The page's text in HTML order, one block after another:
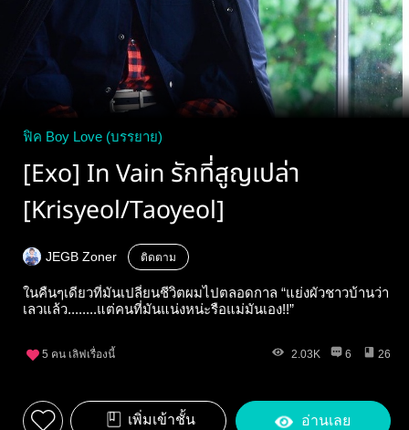
ฟิค Boy Love (บรรยาย)
[Exo] In Vain รักที่สูญเปล่า
[Krisyeol/Taoyeol]
JEGB Zoner ติดตาม
ในคืนๆเดียวที่มันเปลี่ยนชีวิตผมไปตลอดกาล “แย่งผัวชาวบ้านว่า
เลวแล้ว........แต่คนที่มันแน่งหน่ะรือแม่มันเอง!!”
5 คน เลิฟเรื่องนี้ 2.03K 6 26
เพิ่มเข้าชั้น อ่านเลย